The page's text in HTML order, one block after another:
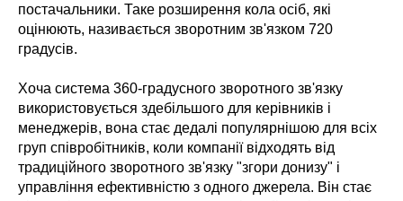
постачальники. Таке розширення кола осіб, які
оцінюють, називається зворотним зв'язком 720
градусів.
Хоча система 360-градусного зворотного зв'язку
використовується здебільшого для керівників і
менеджерів, вона стає дедалі популярнішою для всіх
груп співробітників, коли компанії відходять від
традиційного зворотного зв'язку "згори донизу" і
управління ефективністю з одного джерела. Він стає